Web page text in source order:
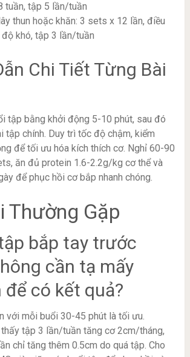
tuần, tập 5 lần/tuần
thun hoặc khăn: 3 sets x 12 lần, điều
khó, tập 3 lần/tuần
Chi Tiết Từng Bài
tập bằng khởi động 5-10 phút, sau đó
tập chính. Duy trì tốc độ chậm, kiểm
để tối ưu hóa kích thích cơ. Nghỉ 60-90
ăn đủ protein 1.6-2.2g/kg cơ thể và
để phục hồi cơ bắp nhanh chóng.
Thường Gặp
bắp tay trước
cần tạ mấy
có kết quả?
với mỗi buổi 30-45 phút là tối ưu.
thấy tập 3 lần/tuần tăng cơ 2cm/tháng,
chỉ tăng thêm 0.5cm do quá tập. Cho